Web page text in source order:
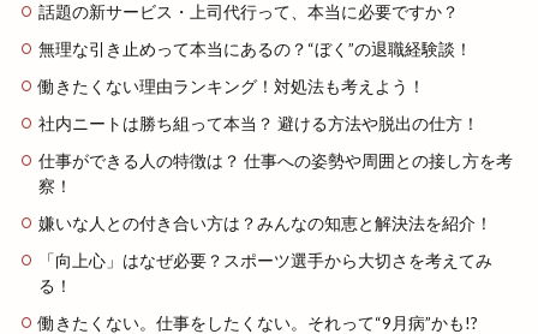
話題の新サービス・上司代行って、本当に必要ですか？
無理な引き止めって本当にあるの？“ぼく”の退職経験談！
働きたくない理由ランキング！対処法も考えよう！
社内ニートは勝ち組って本当？ 避ける方法や脱出の仕方！
仕事ができる人の特徴は？ 仕事への姿勢や周囲との接し方を考
察！
嫌いな人との付き合い方は？みんなの知恵と解決法を紹介！
「向上心」はなぜ必要？スポーツ選手から大切さを考えてみ
る！
働きたくない。仕事をしたくない。それって“9月病”かも!?